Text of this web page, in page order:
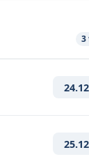
3
24.12
25.12